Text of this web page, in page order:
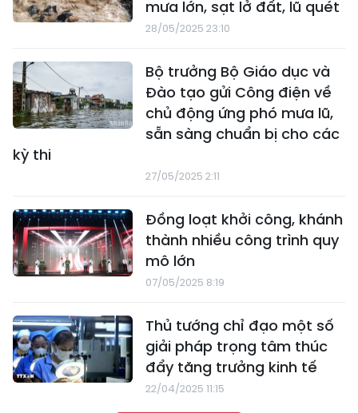
mưa lớn, sạt lở đất, lũ quét
28/05/2025 23:10
Bộ trưởng Bộ Giáo dục và
Đào tạo gửi Công điện về
chủ động ứng phó mưa lũ,
sẵn sàng chuẩn bị cho các
kỳ thi
27/05/2025 2:11
Đồng loạt khởi công, khánh
thành nhiều công trình quy
mô lớn
07/05/2025 8:19
Thủ tướng chỉ đạo một số
giải pháp trọng tâm thúc
đẩy tăng trưởng kinh tế
22/04/2025 11:15